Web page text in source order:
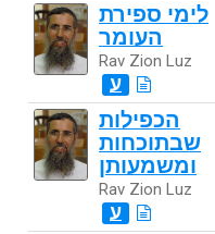
לימי ספירת
העומר
Rav Zion Luz
ע
הכפילות
שבתוכחות
ומשמעותן
Rav Zion Luz
ע